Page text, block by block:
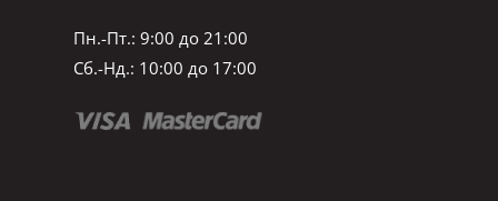
Пн.-Пт.: 9:00 до 21:00
Сб.-Нд.: 10:00 до 17:00